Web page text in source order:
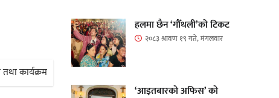
कार्यक्रम
हलमा छैन ‘गौँथली’को टिकट
२०८३ श्रावण १९ गते, मंगलवार
‘आइतबारको अफिस’ को